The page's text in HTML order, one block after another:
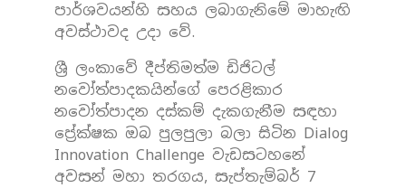
පාර්ශවයන්හි සහය ලබාගැනිමේ මාහැඟි
අවස්ථාවද උදා වේ.
ශ්‍රී ලංකාවේ දීප්තිමත්ම ඩිජිටල්
නවෝත්පාදකයින්ගේ පෙරළිකාර
නවෝත්පාදන දස්කම් දැකගැනීම සඳහා
ප්‍රේක්ෂක ඔබ පුලපුලා බලා සිටින Dialog
Innovation Challenge වැඩසටහනේ
අවසන් මහා තරගය, සැප්තැම්බර් 7